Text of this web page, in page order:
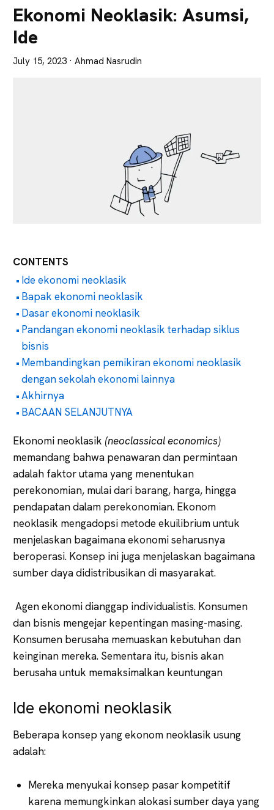
Tajam
Ekonomi Neoklasik: Asumsi,
Ide
July 15, 2023 · Ahmad Nasrudin
CONTENTS
Ide ekonomi neoklasik
Bapak ekonomi neoklasik
Dasar ekonomi neoklasik
Pandangan ekonomi neoklasik terhadap siklus
bisnis
Membandingkan pemikiran ekonomi neoklasik
dengan sekolah ekonomi lainnya
Akhirnya
BACAAN SELANJUTNYA
Ekonomi neoklasik (neoclassical economics)
memandang bahwa penawaran dan permintaan
adalah faktor utama yang menentukan
perekonomian, mulai dari barang, harga, hingga
pendapatan dalam perekonomian. Ekonom
neoklasik mengadopsi metode ekuilibrium untuk
menjelaskan bagaimana ekonomi seharusnya
beroperasi. Konsep ini juga menjelaskan bagaimana
sumber daya didistribusikan di masyarakat.
Agen ekonomi dianggap individualistis. Konsumen
dan bisnis mengejar kepentingan masing-masing.
Konsumen berusaha memuaskan kebutuhan dan
keinginan mereka. Sementara itu, bisnis akan
berusaha untuk memaksimalkan keuntungan
Ide ekonomi neoklasik
Beberapa konsep yang ekonom neoklasik usung
adalah:
Mereka menyukai konsep pasar kompetitif
karena memungkinkan alokasi sumber daya yang